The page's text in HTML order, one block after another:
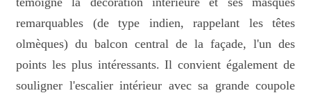
remarquables (de type indien, rappelant les têtes
olmèques) du balcon central de la façade, l'un des
points les plus intéressants. Il convient également de
souligner l'escalier intérieur avec sa grande coupole